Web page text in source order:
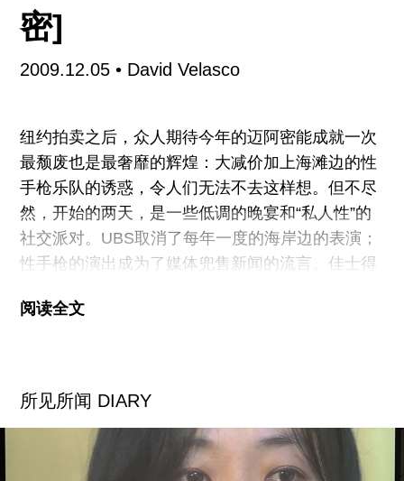
理资料的过程是幸运的，资料的保存得到了很多人
的帮助，并且在90年代就有了自己的工作室和助
手。颇受外界质疑的是，大型的回顾展的目的，到
成就，但无论哪个观点都无法抹杀展览作为当代艺
术家个案研究的重要意义。
方力钧的作品体现出整体统一的特征，从他大学毕
业开始创作的光头形象到近期的水和天空，如果说
密]
2009.12.05• David Velasco
纽约拍卖之后，众人期待今年的迈阿密能成就一次
最颓废也是最奢靡的辉煌：大减价加上海滩边的性
手枪乐队的诱惑，令人们无法不去这样想。但不尽
然，开始的两天，是一些低调的晚宴和“私人性”的
社交派对。UBS取消了每年一度的海岸边的表演；
性手枪的演出成为了媒体兜售新闻的流言。佳士得
回忆起了从前的艺术派对，“桔子奶酪，凯尔饼干，
手可得的龙虾和Iggy Pop。
NADA博览会以往的预览向后推迟了，所以周二晚
上变成了第五届设计迈阿密展览。今年第一个大惊
阅读全文
所见所闻 DIARY